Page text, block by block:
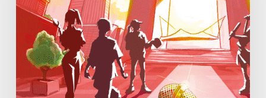
Disparition
Défense
un